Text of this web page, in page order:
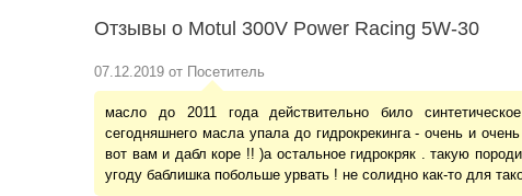
Отзывы о Motul 300V Power Racing 5W-30
07.12.2019 от Посетитель
масло до 2011 года действительно било
сегодняшнего масла упала до гидрокрекинга - очень и
вот вам и дабл коре !! )а остальное гидрокряк . такую
угоду баблишка побольше урвать ! не солидно как-то для